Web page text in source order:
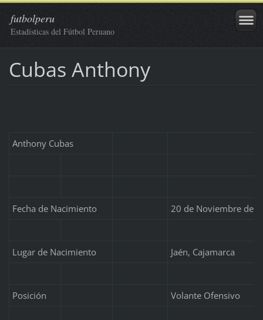
futbolperu
Estadísticas del Fútbol Peruano
Cubas Anthony
Anthony Cubas
Fecha de Nacimiento 20 de Noviembre de
Lugar de Nacimiento Jaén, Cajamarca
Posición Volante Ofensivo